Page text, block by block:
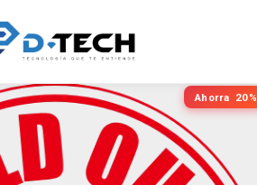
Ahorra 20%